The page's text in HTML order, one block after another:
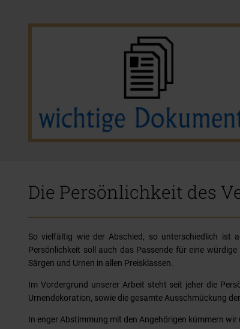
Die Persönlichkeit des
So vielfältig wie der Abschied, so unterschiedlich ist
Persönlichkeit soll auch das Passende für eine
Särgen und Urnen in allen Preisklassen.
Im Vordergrund unserer Arbeit steht seit jeher die
Urnendekoration, sowie die gesamte Ausschmückung
In enger Abstimmung mit den Angehörigen kümmern wir